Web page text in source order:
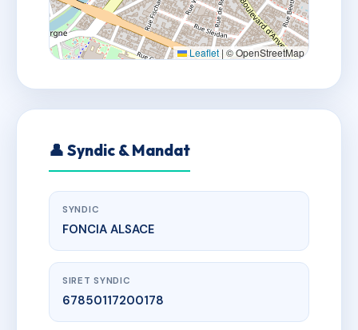
Leaflet | © OpenStreetMap
👤 Syndic & Mandat
SYNDIC
FONCIA ALSACE
SIRET SYNDIC
67850117200178